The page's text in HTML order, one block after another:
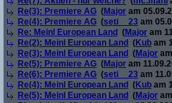
Re(3): Premiere AG (Major am
Re(4): Premiere AG (seti__23 am
Re: Meinl European Land (Major am
Re(2): Meinl European Land (Kub am
Re(3): Meinl European Land (Major
Re(5): Premiere AG (Major am
Re(6): Premiere AG (seti__23 am
Re(4): Meinl European Land (Kub am
Re(5): Meinl European Land (Major